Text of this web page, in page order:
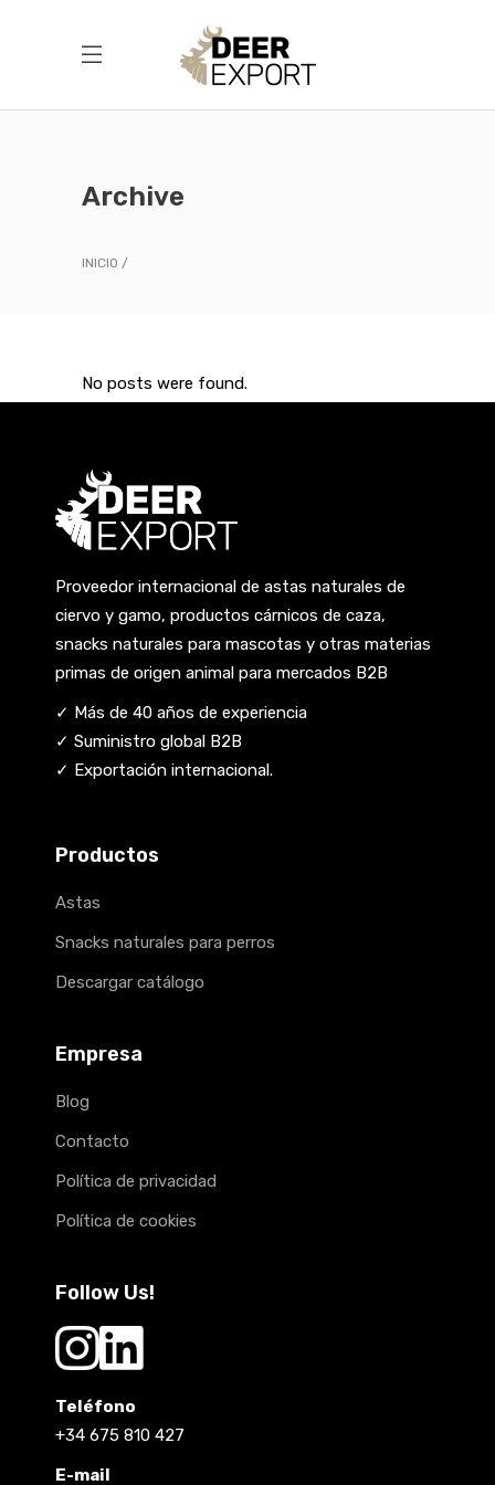
Archive
INICIO
No posts were found.
Proveedor internacional de astas naturales de
ciervo y gamo, productos cárnicos de caza,
snacks naturales para mascotas y otras materias
primas de origen animal para mercados B2B
✓ Más de 40 años de experiencia
✓ Suministro global B2B
✓ Exportación internacional.
Productos
Astas
Snacks naturales para perros
Descargar catálogo
Empresa
Blog
Contacto
Política de privacidad
Política de cookies
Follow Us!
Teléfono
+34 675 810 427
E-mail